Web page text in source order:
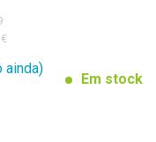
ainda)
Em stock